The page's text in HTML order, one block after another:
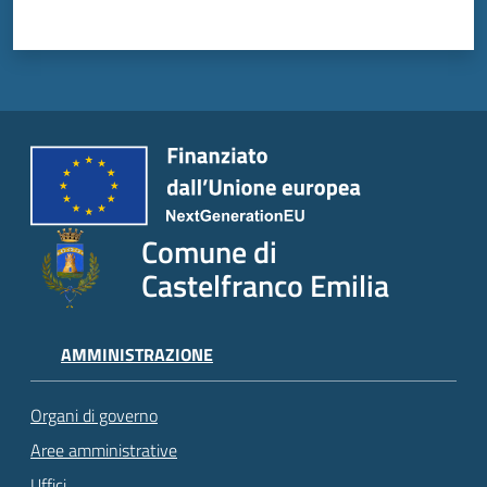
Comune di
Castelfranco Emilia
AMMINISTRAZIONE
Organi di governo
Aree amministrative